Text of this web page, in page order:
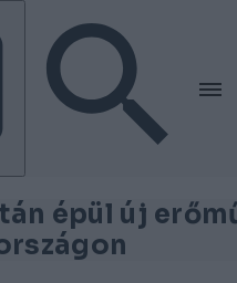
épül új